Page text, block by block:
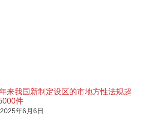
来我国新制定设区的市地方性法规超
件
2025年6月6日